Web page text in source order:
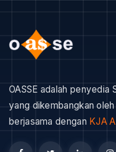
OASSE adalah penyedia
yang dikembangkan oleh
berjasama dengan KJA